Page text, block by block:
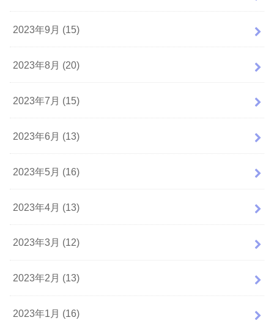
2023年9月 (15)
2023年8月 (20)
2023年7月 (15)
2023年6月 (13)
2023年5月 (16)
2023年4月 (13)
2023年3月 (12)
2023年2月 (13)
2023年1月 (16)